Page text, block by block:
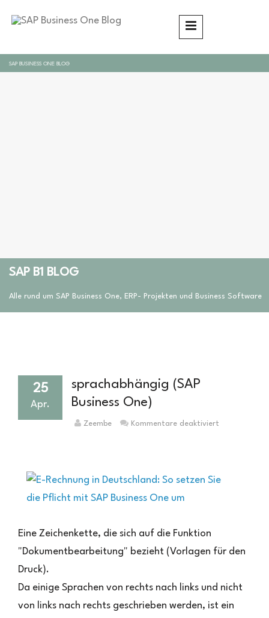
SAP BUSINESS ONE BLOG
SAP B1 BLOG
Alle rund um SAP Business One, ERP- Projekten und Business Software
25
Apr.
sprachabhängig (SAP
Business One)
Zeembe Kommentare deaktiviert
Eine Zeichenkette, die sich auf die Funktion
"Dokumentbearbeitung" bezieht (Vorlagen für den
Druck).
Da einige Sprachen von rechts nach links und nicht
von links nach rechts geschrieben werden, ist ein